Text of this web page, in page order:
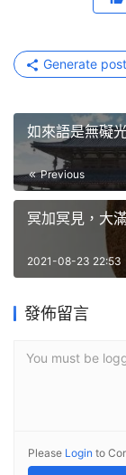
Generate
如來語是無礙
Previous
冥加冥見，大
2021-08-23 22:53
發佈留言
You must be
Please Login to